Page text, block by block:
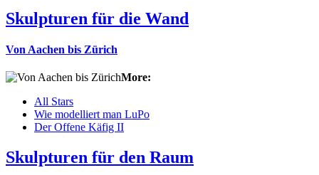
Skulpturen für die Wand
Von Aachen bis Zürich
More:
All Stars
Wie modelliert man LuPo
Der Offene Käfig II
Skulpturen für den Raum